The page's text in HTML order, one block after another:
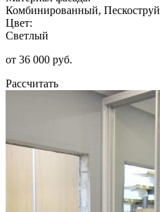
Комбинированный, Пескоструй
Цвет:
Светлый
от 36 000 руб.
Рассчитать